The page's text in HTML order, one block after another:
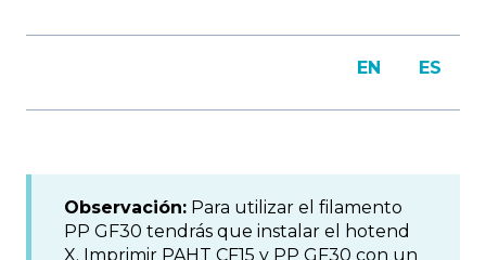
EN ES
Observación: Para utilizar el filamento
PP GF30 tendrás que instalar el hotend
X. Imprimir PAHT CF15 y PP GF30 con un